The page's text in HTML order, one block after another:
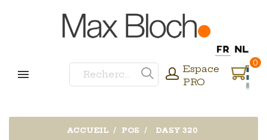
Espace
PRO
0
ACCUEIL POS DASY 320